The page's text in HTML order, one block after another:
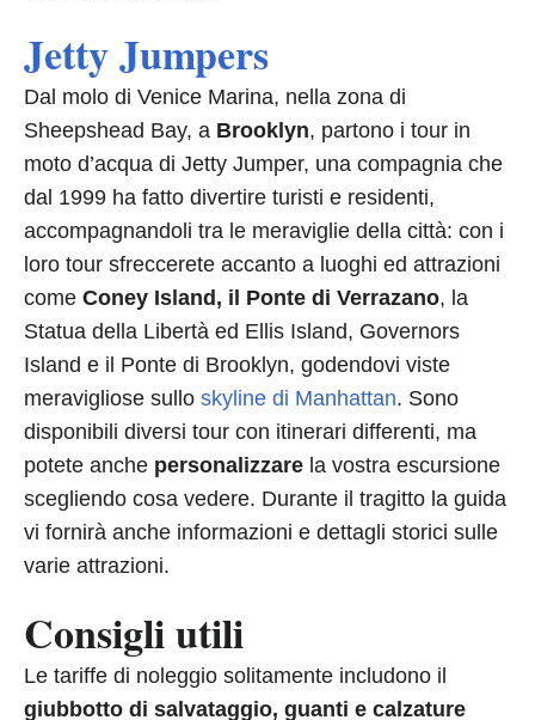
Jetty Jumpers
Dal molo di Venice Marina, nella zona di
Sheepshead Bay, a Brooklyn, partono i tour in
moto d’acqua di Jetty Jumper, una compagnia che
dal 1999 ha fatto divertire turisti e residenti,
accompagnandoli tra le meraviglie della città: con i
loro tour sfreccerete accanto a luoghi ed attrazioni
come Coney Island, il Ponte di Verrazano, la
Statua della Libertà ed Ellis Island, Governors
Island e il Ponte di Brooklyn, godendovi viste
meravigliose sullo skyline di Manhattan. Sono
disponibili diversi tour con itinerari differenti, ma
potete anche personalizzare la vostra escursione
scegliendo cosa vedere. Durante il tragitto la guida
vi fornirà anche informazioni e dettagli storici sulle
varie attrazioni.
Consigli utili
Le tariffe di noleggio solitamente includono il
giubbotto di salvataggio, guanti e calzature